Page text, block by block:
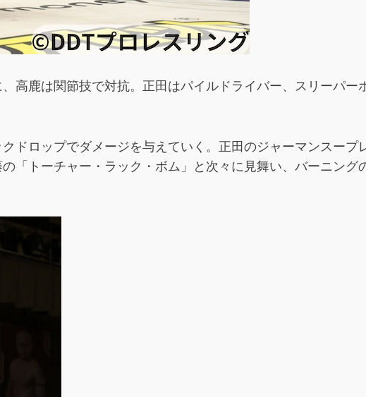
高鹿は関節技で対抗。正田はパイルドライバー、スリーパ
ドロップでダメージを与えていく。正田のジャーマンスープ
「トーチャー・ラック・ボム」と次々に見舞い、バーニング